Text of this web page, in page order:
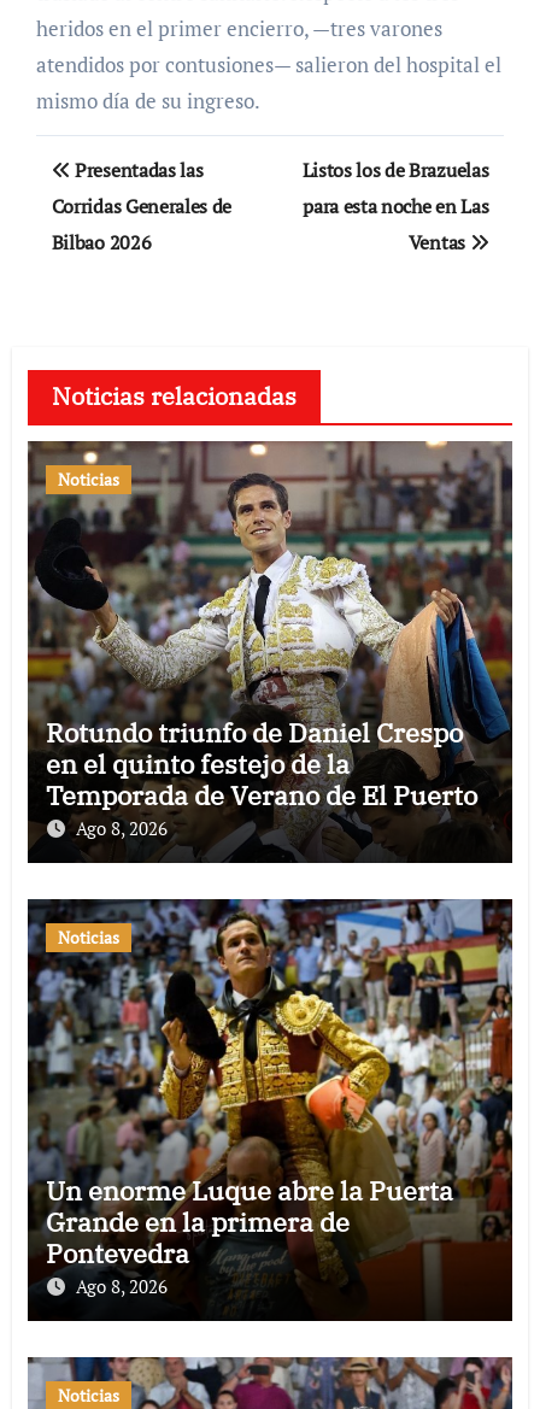
heridos en el primer encierro, —tres varones
atendidos por contusiones— salieron del hospital el
mismo día de su ingreso.
Navegación
de
entradas
Presentadas las
Corridas Generales de
Bilbao 2026
Listos los de Brazuelas
para esta noche en Las
Ventas
Noticias relacionadas
Noticias
Rotundo triunfo de Daniel Crespo
en el quinto festejo de la
Temporada de Verano de El Puerto
Ago 8, 2026
Noticias
Un enorme Luque abre la Puerta
Grande en la primera de
Pontevedra
Ago 8, 2026
Noticias